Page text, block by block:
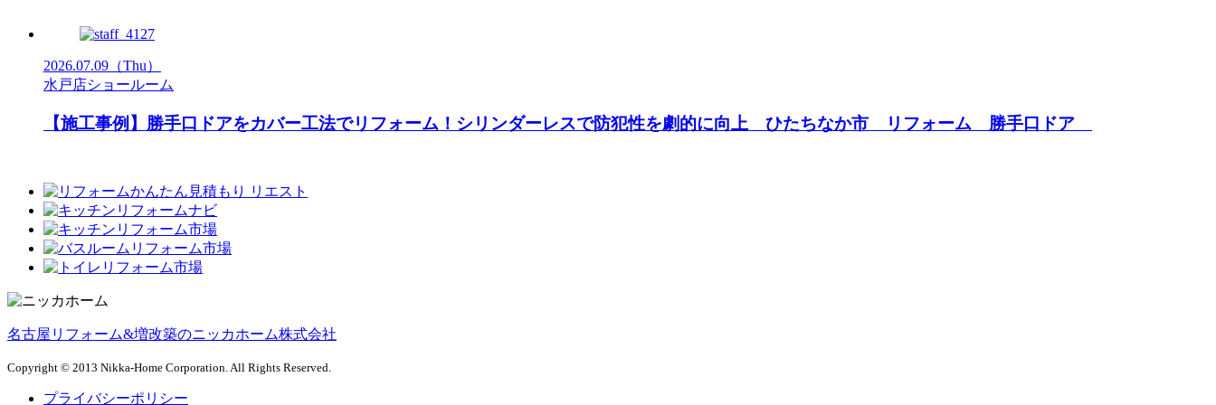
2026.07.09 （Thu）
水戸店ショールーム
【施工事例】勝手口ドアをカバー工法でリフォーム！シリンダーレスで防犯性を劇的に向上 ひたちなか市 リフォーム 勝手口ドア
名古屋リフォーム&増改築のニッカホーム株式会社
Copyright © 2013 Nikka-Home Corporation. All Rights Reserved.
プライバシーポリシー